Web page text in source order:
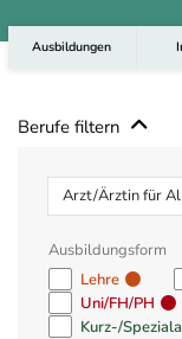
Ausbildungen
Berufe filtern
Beruf
Ausbildungsform
Lehre
Uni/FH/PH
Kurz-/